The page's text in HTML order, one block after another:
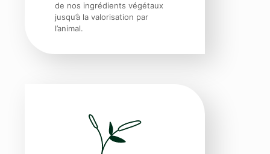
de nos ingrédients végétaux
jusqu’à la valorisation par
l’animal.